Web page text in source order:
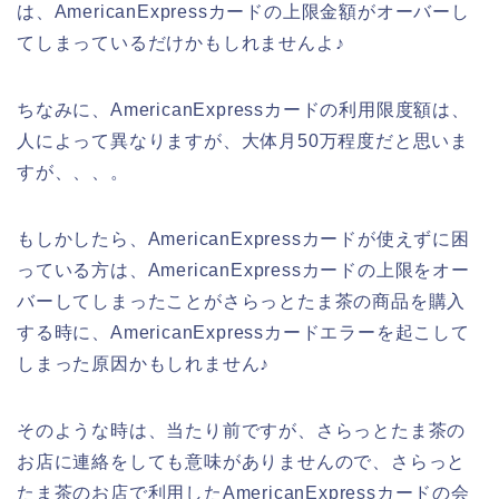
は、AmericanExpressカードの上限金額がオーバーし
てしまっているだけかもしれませんよ♪
ちなみに、AmericanExpressカードの利用限度額は、
人によって異なりますが、大体月50万程度だと思いま
すが、、、。
もしかしたら、AmericanExpressカードが使えずに困
っている方は、AmericanExpressカードの上限をオー
バーしてしまったことがさらっとたま茶の商品を購入
する時に、AmericanExpressカードエラーを起こして
しまった原因かもしれません♪
そのような時は、当たり前ですが、さらっとたま茶の
お店に連絡をしても意味がありませんので、さらっと
たま茶のお店で利用したAmericanExpressカードの会